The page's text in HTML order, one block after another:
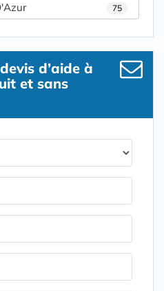
75
d’aide à
et sans